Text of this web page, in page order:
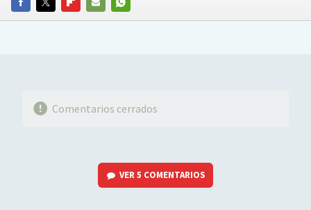
FACEBOOKTWITTERFLIPBOARD
E-
WHATSAPP
Comentarios cerrados
VER5 COMENTARIOS